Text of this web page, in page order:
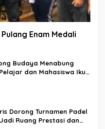
Enam Medali
Budaya Menabung
dan Mahasiswa Ikuti
Dorong Turnamen Padel
Ruang Prestasi dan